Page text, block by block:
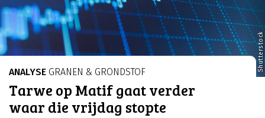
Shutterstock
ANALYSE GRANEN & GRONDSTOF
Tarwe op Matif gaat verder
waar die vrijdag stopte